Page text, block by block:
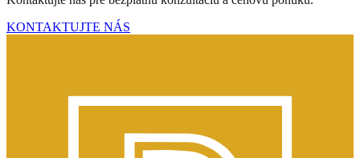
KONTAKTUJTE NÁS